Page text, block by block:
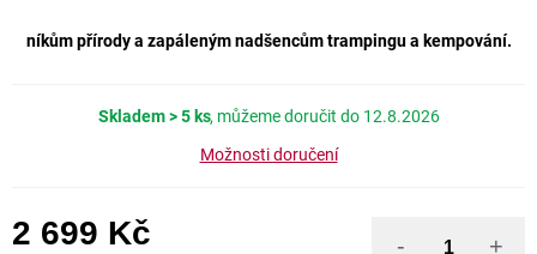
níkům přírody a zapáleným nadšencům trampingu a kempování.
Skladem> 5 ks
12.8.2026
Možnosti doručení
2 699 Kč